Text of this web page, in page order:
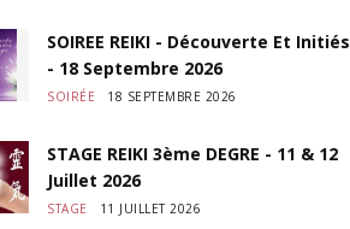
SOIREE REIKI - Découverte Et Initiés
- 18 Septembre 2026
SOIRÉE 18 SEPTEMBRE 2026
STAGE REIKI 3ème DEGRE - 11 & 12
Juillet 2026
STAGE 11 JUILLET 2026